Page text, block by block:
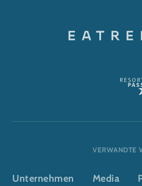
VERWANDTE
Unternehmen Media